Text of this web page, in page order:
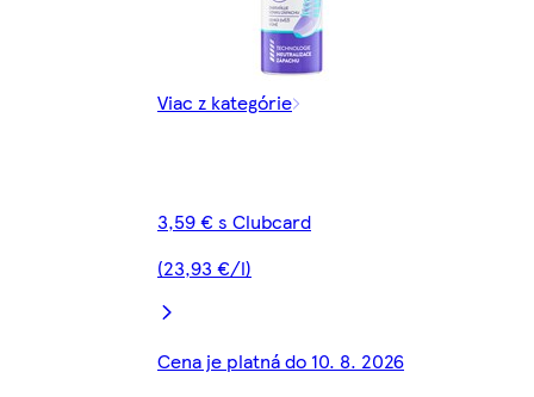
Viac z kategórie
3,59 € s Clubcard
(23,93 €/l)
Cena je platná do 10. 8. 2026